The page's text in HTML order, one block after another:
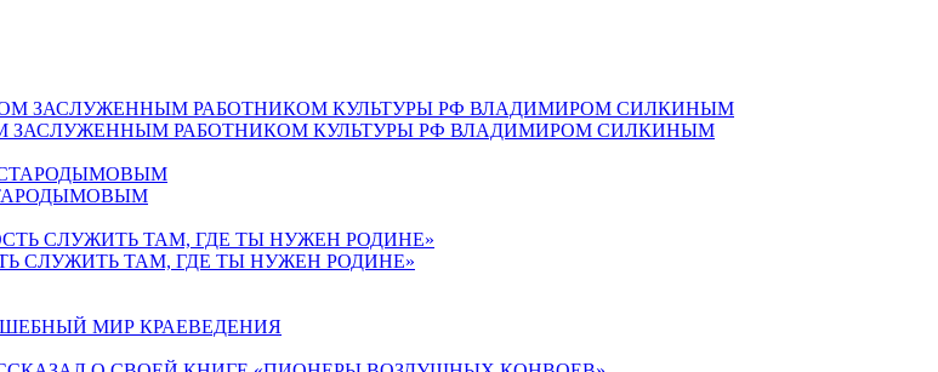
ЗАСЛУЖЕННЫМ РАБОТНИКОМ КУЛЬТУРЫ РФ ВЛАДИМИРОМ СИЛКИНЫМ
СЛУЖИТЬ ТАМ, ГДЕ ТЫ НУЖЕН РОДИНЕ»
МИР КРАЕВЕДЕНИЯ